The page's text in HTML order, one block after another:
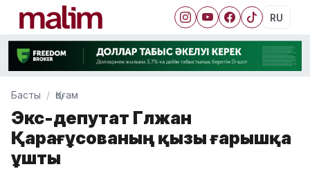
RU
Басты Қоғам
Экс-депутат Гүлжан
Қарағұсованың қызы ғарышқа
ұшты